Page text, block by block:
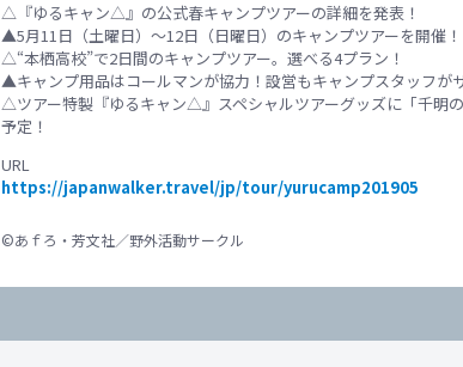
△『ゆるキャン△』の公式春キャンプツアーの詳細を発表！
▲5月11日（土曜日）～12日（日曜日）のキャンプツアーを開催！
△“本栖高校”で2日間のキャンプツアー。選べる4プラン！
▲キャンプ用品はコールマンが協力！設営もキャンプスタッフが
△ツアー特製『ゆるキャン△』スペシャルツアーグッズに「千明の
予定！
URL
https://japanwalker.travel/jp/tour/yurucamp201905
©あｆろ・芳文社／野外活動サークル